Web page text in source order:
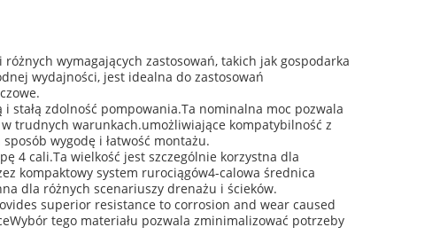
wymagających zastosowań, takich jak gospodarka
wydajności, jest idealna do zastosowań
stałą zdolność pompowania.Ta nominalna moc pozwala
trudnych warunkach.umożliwiające kompatybilność z
wygodę i łatwość montażu.
4 cali.Ta wielkość jest szczególnie korzystna dla
kompaktowy system rurociągów4-calowa średnica
dla różnych scenariuszy drenażu i ścieków.
superior resistance to corrosion and wear caused
tego materiału pozwala zminimalizować potrzeby